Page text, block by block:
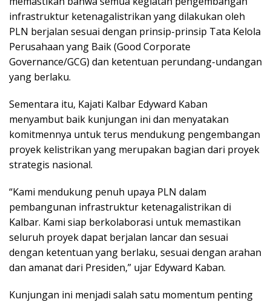
infrastruktur ketenagalistrikan yang dilakukan oleh
PLN berjalan sesuai dengan prinsip-prinsip Tata Kelola
Perusahaan yang Baik (Good Corporate
Governance/GCG) dan ketentuan perundang-undangan
yang berlaku.
Sementara itu, Kajati Kalbar Edyward Kaban
menyambut baik kunjungan ini dan menyatakan
komitmennya untuk terus mendukung pengembangan
proyek kelistrikan yang merupakan bagian dari proyek
strategis nasional.
“Kami mendukung penuh upaya PLN dalam
pembangunan infrastruktur ketenagalistrikan di
Kalbar. Kami siap berkolaborasi untuk memastikan
seluruh proyek dapat berjalan lancar dan sesuai
dengan ketentuan yang berlaku, sesuai dengan arahan
dan amanat dari Presiden,” ujar Edyward Kaban.
Kunjungan ini menjadi salah satu momentum penting